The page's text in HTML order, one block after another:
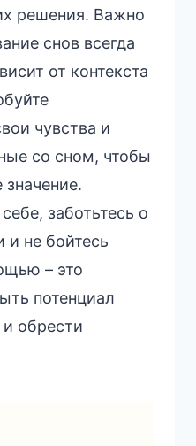
решения. Важно
снов всегда
от контекста
чувства и
со сном, чтобы
значение.
заботьтесь о
и не бойтесь
– это
потенциал
и обрести